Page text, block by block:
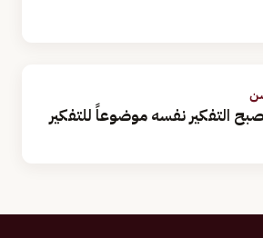
التفكير نفسه موضوعاً للتفكير